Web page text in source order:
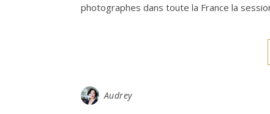
photographes dans toute la France la
Audrey